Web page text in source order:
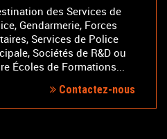
des Services de
Gendarmerie, Forces
Services de Police
Sociétés de R&D ou
Écoles de Formations...
Contactez-nous